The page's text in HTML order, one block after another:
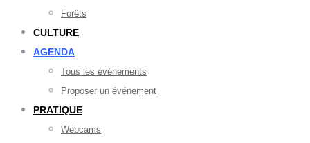
Forêts
CULTURE
AGENDA
Tous les événements
Proposer un événement
PRATIQUE
Webcams